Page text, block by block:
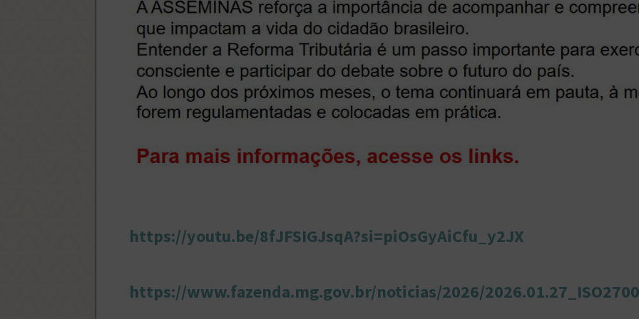
https://youtu.be/8fJFSIGJsqA?si=piOsGyAiCfu_y2JX
https://www.fazenda.mg.gov.br/noticias/2026/